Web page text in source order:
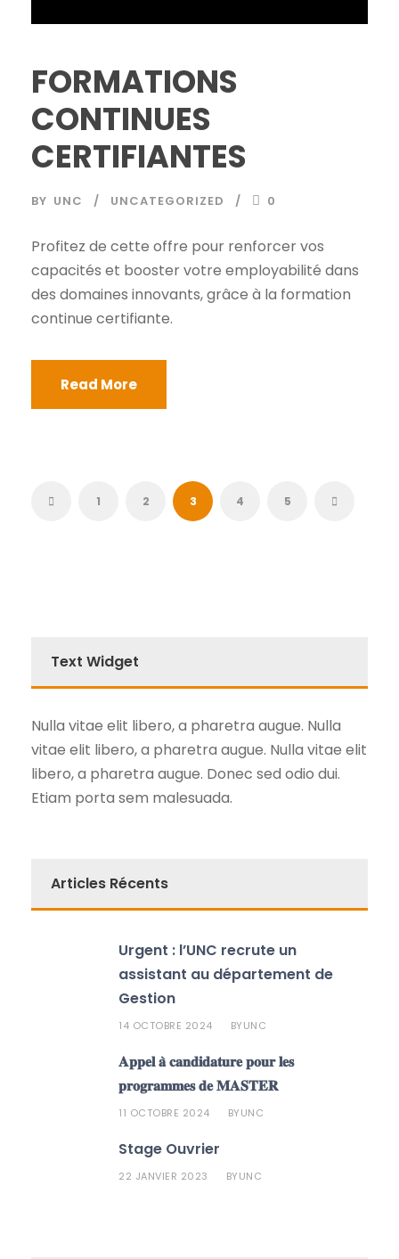
FORMATIONS
CONTINUES
CERTIFIANTES
BY UNC UNCATEGORIZED 0
Profitez de cette offre pour renforcer vos
capacités et booster votre employabilité dans
des domaines innovants, grâce à la formation
continue certifiante.
Read More
1 2 3 4 5
Text Widget
Nulla vitae elit libero, a pharetra augue. Nulla
vitae elit libero, a pharetra augue. Nulla vitae elit
libero, a pharetra augue. Donec sed odio dui.
Etiam porta sem malesuada.
Articles Récents
Urgent : l’UNC recrute un
assistant au département de
Gestion
14 OCTOBRE 2024 BYUNC
𝐀𝐩𝐩𝐞𝐥 𝐚̀ 𝐜𝐚𝐧𝐝𝐢𝐝𝐚𝐭𝐮𝐫𝐞 𝐩𝐨𝐮𝐫 𝐥𝐞𝐬
𝐩𝐫𝐨𝐠𝐫𝐚𝐦𝐦𝐞𝐬 𝐝𝐞 𝐌𝐀𝐒𝐓𝐄𝐑
11 OCTOBRE 2024 BYUNC
Stage Ouvrier
22 JANVIER 2023 BYUNC